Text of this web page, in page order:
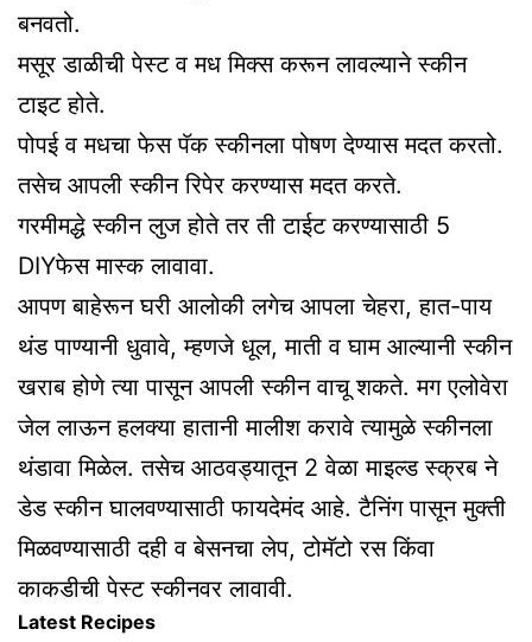
बनवतो.
मसूर डाळीची पेस्ट व मध मिक्स करून लावल्याने स्कीन
टाइट होते.
पोपई व मधचा फेस पॅक स्कीनला पोषण देण्यास मदत करतो.
तसेच आपली स्कीन रिपेर करण्यास मदत करते.
गरमीमद्धे स्कीन लुज होते तर ती टाईट करण्यासाठी 5
DIYफेस मास्क लावावा.
आपण बाहेरून घरी आलोकी लगेच आपला चेहरा, हात-पाय
थंड पाण्यानी धुवावे, म्हणजे धूल, माती व घाम आल्यानी स्कीन
खराब होणे त्या पासून आपली स्कीन वाचू शकते. मग एलोवेरा
जेल लाऊन हलक्या हातानी मालीश करावे त्यामुळे स्कीनला
थंडावा मिळेल. तसेच आठवड्यातून 2 वेळा माइल्ड स्क्रब ने
डेड स्कीन घालवण्यासाठी फायदेमंद आहे. टैनिंग पासून मुक्ती
मिळवण्यासाठी दही व बेसनचा लेप, टोमॅटो रस किंवा
काकडीची पेस्ट स्कीनवर लावावी.
Latest Recipes